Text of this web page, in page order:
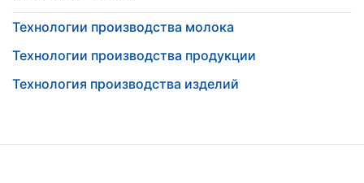
Технологии производства молока
Технологии производства продукции
Технология производства изделий